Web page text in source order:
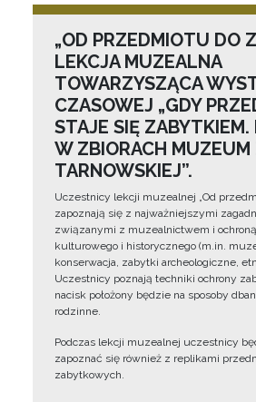
„OD PRZEDMIOTU DO
LEKCJA MUZEALNA
TOWARZYSZĄCA
CZASOWEJ „GDY
STAJE SIĘ ZABYTKIEM.
W ZBIORACH MUZEUM
TARNOWSKIEJ”.
Uczestnicy lekcji muzealnej „Od
zapoznają się z najważniejszymi
związanymi z muzealnictwem i
kulturowego i historycznego (m.in.
konserwacja, zabytki archeologiczne,
Uczestnicy poznają techniki ochrony
nacisk położony będzie na sposoby
rodzinne.
Podczas lekcji muzealnej uczestnicy
zapoznać się również z replikami
zabytkowych.